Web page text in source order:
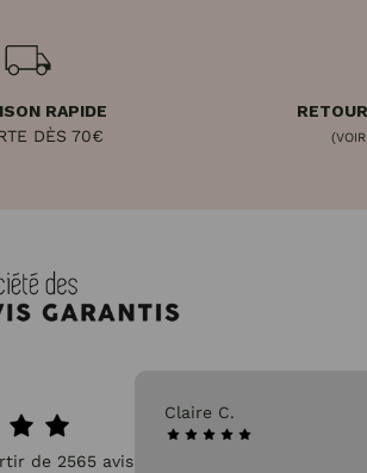
RAPIDE
DÈS 70€
de 2565 avis.
2026 Claire C.